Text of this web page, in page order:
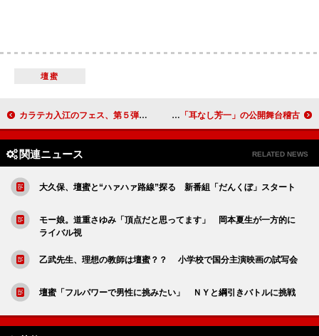
壇蜜
カラテカ入江のフェス、第５弾出演者発表 「コネ１２０％でハッピーなイベントに」 山本裕典、裸は「おのれのままで」 舞台「耳なし芳一」の公開舞台稽古
関連ニュース RELATED NEWS
大久保、壇蜜と“ハァハァ路線”探る 新番組「だんくぼ」スタート
モー娘。道重さゆみ「頂点だと思ってます」 岡本夏生が一方的に
ライバル視
乙武先生、理想の教師は壇蜜？？ 小学校で国分主演映画の試写会
壇蜜「フルパワーで男性に挑みたい」 ＮＹと綱引きバトルに挑戦